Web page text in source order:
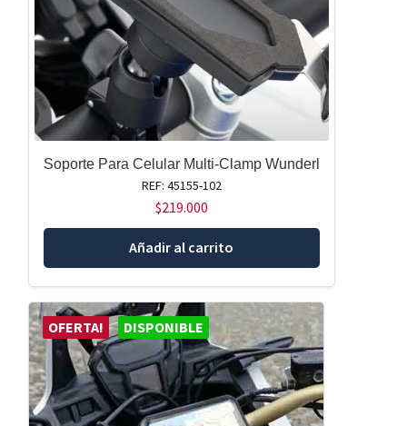
Soporte Para Celular Multi-Clamp Wunderl
REF: 45155-102
$219.000
Añadir al carrito
OFERTA! DISPONIBLE